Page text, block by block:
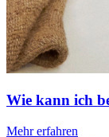
Wie kann ich
Mehr erfahren